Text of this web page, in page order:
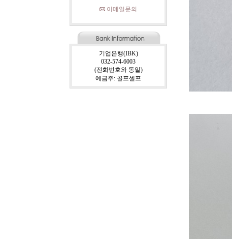
이메일문의
기업은행(IBK)
032-574-6003
(전화번호와 동일)
예금주: 골프셀프